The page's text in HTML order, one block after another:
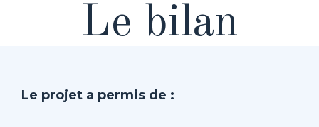
Le bilan
Le projet a permis de :